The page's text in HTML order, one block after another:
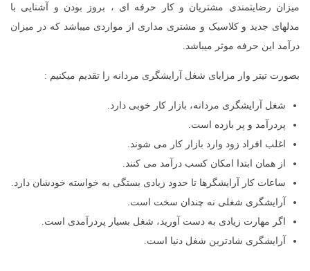
میزان رضایتمندی مشتریان و کار حرفه ای ، بروز بودن و آشنایی با
مدلهای جدید و کلاسیک و مشتری مداری از مواردی میباشد که در میزان
درآمد این حرفه موثر میباشد.
بصورت تیتر وار مزایای شغل آرایشگری مردانه را تقدیم میکنیم :
شغل آرایشگری مردانه، بازار کار خوبی دارد.
پردرآمد و پر بازده است.
اغلب افراد زود وارد بازار کار می شوند.
از همان ابتدا امکان کسب درآمد می کنند.
ساعات کار آرایشگرها تا حدود زیادی بستگی به خواسته خودشان دارد.
آرایشگری شغلی نه چندان سخت است.
اگر مهارت زیادی به دست آورید، شغل بسیار پردرآمدی است.
آرایشگری شادترین شغل دنیا است.